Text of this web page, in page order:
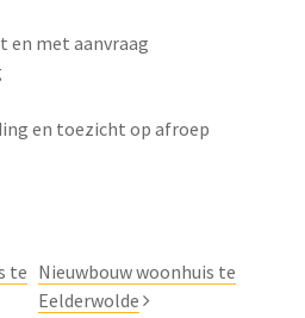
met aanvraag
Nieuwbouw woonhuis te
Eelderwolde
te